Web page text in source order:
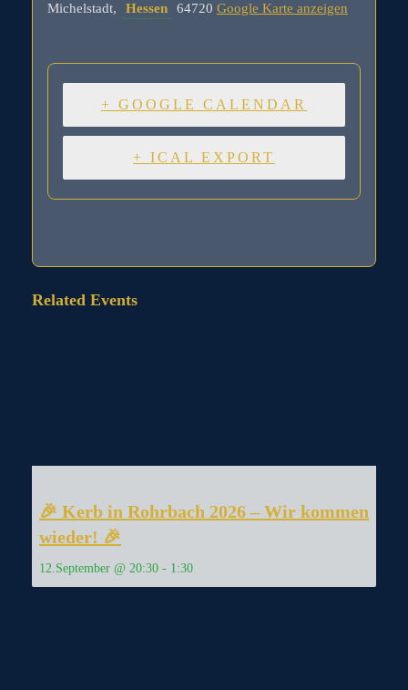
Michelstadt, Hessen 64720 Google Karte anzeigen
+ GOOGLE CALENDAR
+ ICAL EXPORT
Related Events
🎉 Kerb in Rohrbach 2026 – Wir kommen
wieder! 🎉
12.September @ 20:30 - 1:30